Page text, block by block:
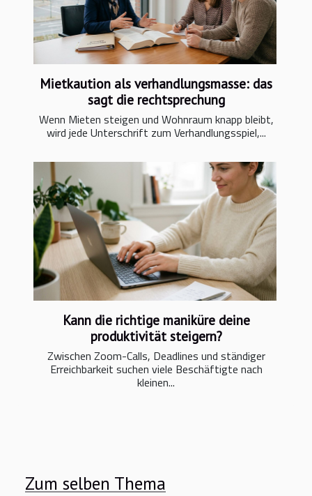
Mietkaution als verhandlungsmasse: das
sagt die rechtsprechung
Wenn Mieten steigen und Wohnraum knapp bleibt,
wird jede Unterschrift zum Verhandlungsspiel,...
Kann die richtige maniküre deine
produktivität steigern?
Zwischen Zoom-Calls, Deadlines und ständiger
Erreichbarkeit suchen viele Beschäftigte nach
kleinen...
Zum selben Thema